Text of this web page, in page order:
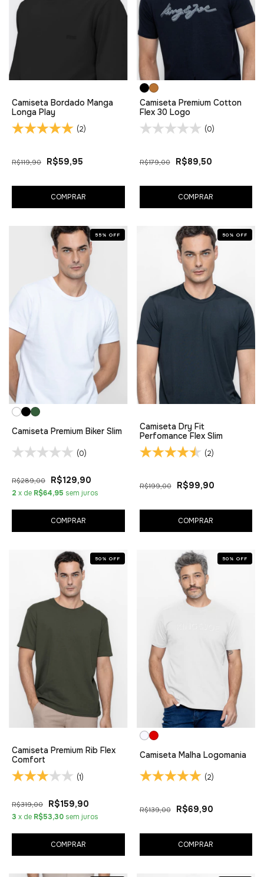
Camiseta Bordado Manga
Longa Play
(2)
R$119,90 R$59,95
COMPRAR
Camiseta Premium Cotton
Flex 30 Logo
(0)
R$179,00 R$89,50
COMPRAR
55 % OFF
Camiseta Premium Biker Slim
(0)
R$289,00 R$129,90
2 x de R$64,95 sem juros
COMPRAR
50 % OFF
Camiseta Dry Fit
Perfomance Flex Slim
(2)
R$199,00 R$99,90
COMPRAR
50 % OFF
Camiseta Premium Rib Flex
Comfort
(1)
R$319,00 R$159,90
3 x de R$53,30 sem juros
COMPRAR
50 % OFF
Camiseta Malha Logomania
(2)
R$139,00 R$69,90
COMPRAR